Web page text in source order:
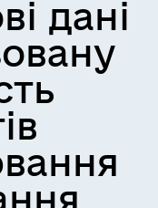
дані